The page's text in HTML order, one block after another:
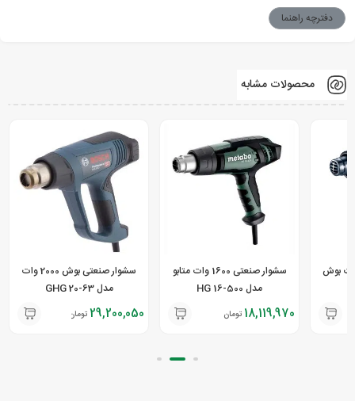
دفترچه راهنما
محصولات مشابه
صنعتی 1800 وات بوش
سشوار صنعتی 1600 وات متابو
مدل HG 16-500
18,119,970 تومان
سشوار صنعتی بوش 2000 وات
مدل GHG 20-63
29,200,050 تومان